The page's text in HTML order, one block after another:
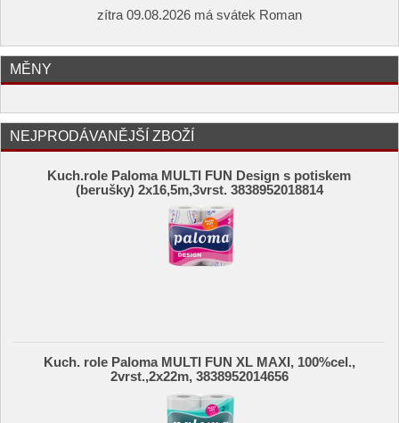
zítra 09.08.2026 má svátek Roman
MĚNY
NEJPRODÁVANĚJŠÍ ZBOŽÍ
Kuch.role Paloma MULTI FUN Design s potiskem
(berušky) 2x16,5m,3vrst. 3838952018814
Kuch. role Paloma MULTI FUN XL MAXI, 100%cel.,
2vrst.,2x22m, 3838952014656